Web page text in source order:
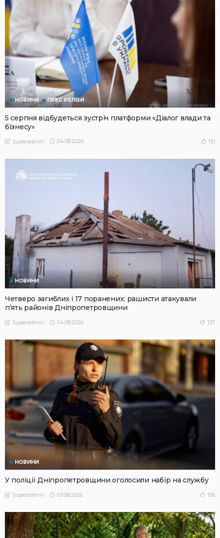
НОВИНИ ПРЕС РЕЛІЗИ
5 серпня відбудеться зустріч платформи «Діалог влади та
бізнесу»
Superadmin 04.08.2026 110
НОВИНИ
Четверо загиблих і 17 поранених: рашисти атакували
п’ять районів Дніпропетровщини
Superadmin 04.08.2026 137
НОВИНИ
У поліції Дніпропетровщини оголосили набір на службу
Superadmin 03.08.2026 156